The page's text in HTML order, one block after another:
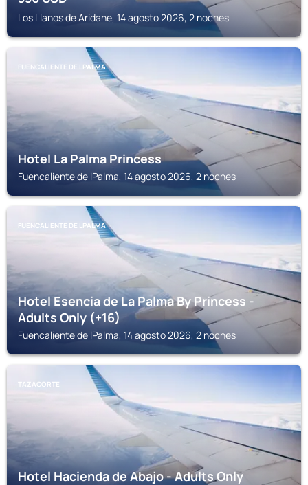
Los Llanos de Aridane, 14 agosto 2026, 2 noches
FUENCALIENTE DE LPALMA
Hotel La Palma Princess
Fuencaliente de lPalma, 14 agosto 2026, 2 noches
FUENCALIENTE DE LPALMA
Hotel Esencia de La Palma By Princess -
Adults Only (+16)
Fuencaliente de lPalma, 14 agosto 2026, 2 noches
TAZACORTE
Hotel Hacienda de Abajo - Adults Only